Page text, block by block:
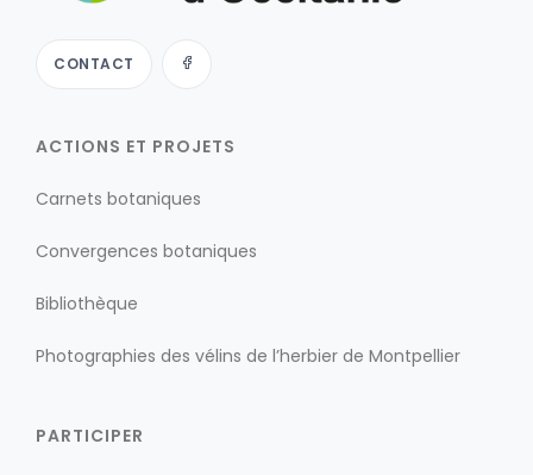
CONTACT
ACTIONS ET PROJETS
Carnets botaniques
Convergences botaniques
Bibliothèque
Photographies des vélins de l’herbier de Montpellier
PARTICIPER